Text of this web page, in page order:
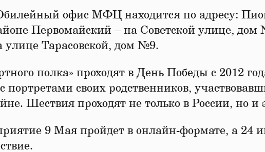
офис МФЦ находится по адресу:
Первомайский – на Советской улице, дом
улице Тарасовской, дом №9.
полка» проходят в День Победы с 2012
портретами своих родственников,
Шествия проходят не только в России, но и
9 Мая пройдет в онлайн-формате, а 24